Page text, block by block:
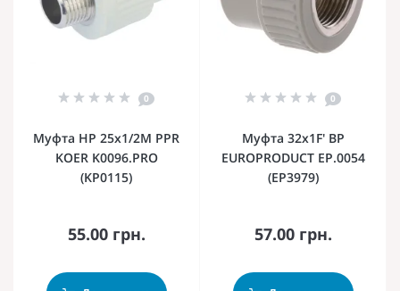
0
Муфта НР 25x1/2M PPR
KOER K0096.PRO
(KP0115)
55.00 грн.
0
Муфта 32x1F' ВР
EUROPRODUCT EP.0054
(EP3979)
57.00 грн.